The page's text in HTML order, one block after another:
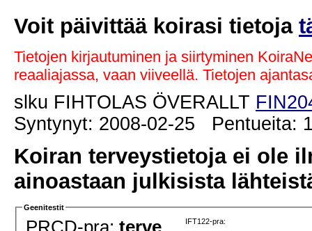
Voit päivittää koirasi tietoja
Tietojen kirjautuminen ja siirtyminen
reaaliajassa, vaan viiveellä. Tietojen
slku FIHTOLAS ÖVERALLT
Syntynyt: 2008-02-25
Koiran terveystietoja ei ole
ainoastaan julkisista
Geenitestit
IFT122-pra: